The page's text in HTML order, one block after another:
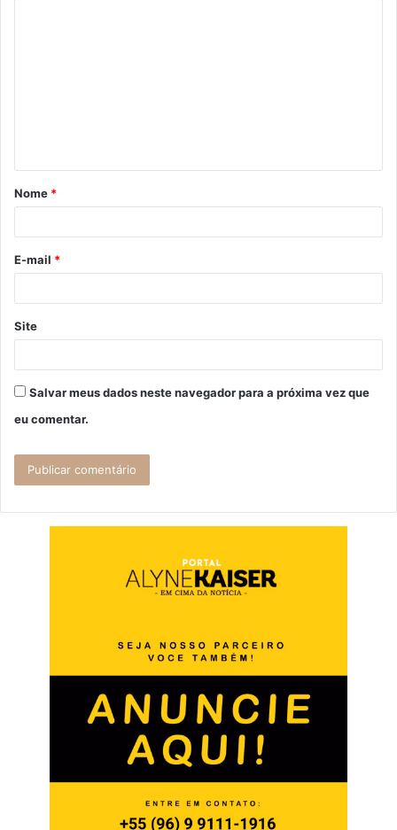
á
r
*
Nome *
E-mail *
Site
Salvar meus dados neste navegador para a próxima vez que
eu comentar.